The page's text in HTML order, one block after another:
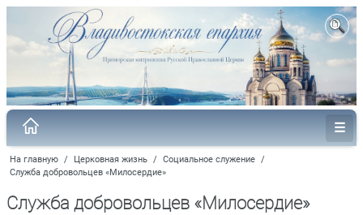
На главную / Церковная жизнь / Социальное служение /
Служба добровольцев «Милосердие»
Служба добровольцев «Милосердие»